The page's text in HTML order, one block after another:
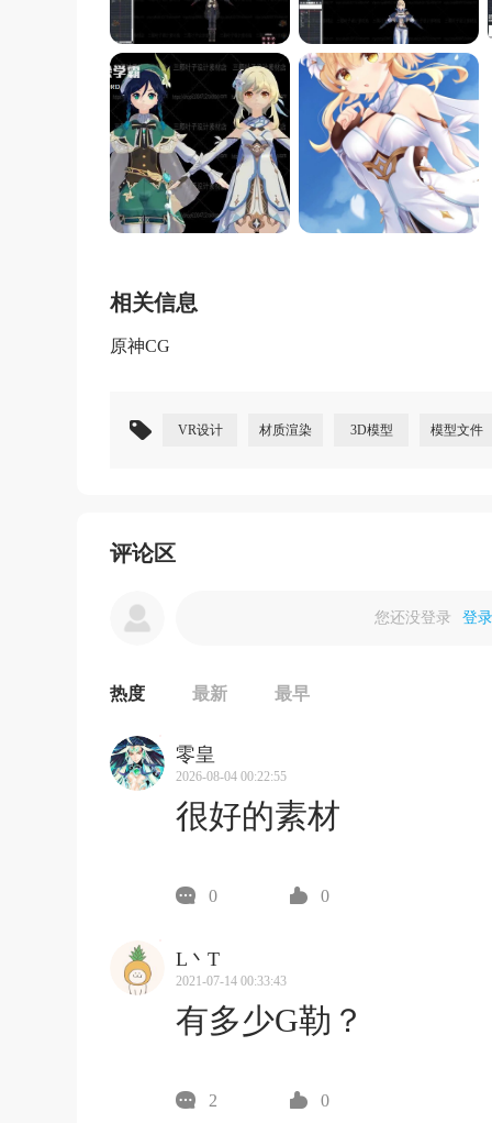
相关信息
原神CG
VR设计 材质渲染 3D模型 模型文件
评论区
您还没登录 登录
热度 最新 最早
零皇
2026-08-04 00:22:55
很好的素材
0 0
L丶T
2021-07-14 00:33:43
有多少G勒？
2 0